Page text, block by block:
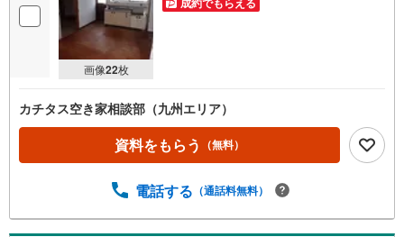
画像22枚
カチタス空き家相談部（九州エリア）
資料をもらう （無料）
電話する （通話料無料）